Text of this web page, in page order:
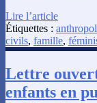
Lire l’article
Étiquettes :
civils, famille,
Lettre
enfants en